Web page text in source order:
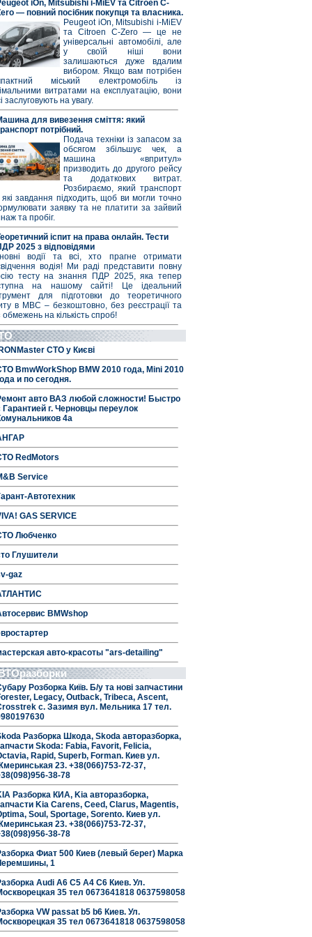
iOn, Mitsubishi i-MiEV та Citroen C-
— повний посібник покупця та власника.
Peugeot iOn, Mitsubishi i-MiEV
та Citroen C-Zero — це не
універсальні автомобілі, але
у своїй ніші вони
залишаються дуже вдалим
вибором. Якщо вам потрібен
міський електромобіль із
витратами на експлуатацію, вони
заслуговують на увагу.
для вивезення сміття: який
потрібний.
Подача техніки із запасом за
обсягом збільшує чек, а
машина «впритул»
призводить до другого рейсу
та додаткових витрат.
Розбираємо, який транспорт
які завдання підходить, щоб ви могли точно
заявку та не платити за зайвий
та пробіг.
іспит на права онлайн. Тести
2025 з відповідями
водії та всі, хто прагне отримати
водія! Ми раді представити повну
тесту на знання ПДР 2025, яка тепер
на нашому сайті! Це ідеальний
для підготовки до теоретичного
в МВС – безкоштовно, без реєстрації та
обмежень на кількість спроб!
IRONMaster СТО у Києві
BmwWorkShop BMW 2010 года, Mini 2010
и по сегодня.
авто ВАЗ любой сложности! Быстро
Гарантией г. Черновцы переулок
4а
RedMotors
Service
Автотехник
GAS SERVICE
Любченко
Глушители
gaz
BMWshop
авто-красоты "ars-detailing"
Розборка Київ. Б/у та нові запчастини
Legacy, Outback, Tribeca, Ascent,
с. Зазимя вул. Мельника 17 тел.
Разборка Шкода, Skoda авторазборка,
Skoda: Fabia, Favorit, Felicia,
Rapid, Superb, Forman. Киев ул.
23. +38(066)753-72-37,
38-78
Разборка КИА, Kia авторазборка,
Kia Carens, Ceed, Clarus, Magentis,
Soul, Sportage, Sorento. Киев ул.
23. +38(066)753-72-37,
38-78
Фиат 500 Киев (левый берег) Марка
1
Audi A6 C5 A4 C6 Киев. Ул.
35 тел 0673641818 0637598058
VW passat b5 b6 Киев. Ул.
35 тел 0673641818 0637598058